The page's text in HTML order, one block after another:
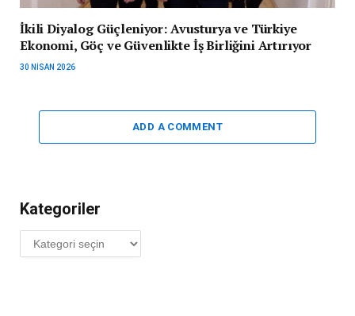
İkili Diyalog Güçleniyor: Avusturya ve Türkiye
Ekonomi, Göç ve Güvenlikte İş Birliğini Artırıyor
30 NISAN 2026
ADD A COMMENT
Kategoriler
Kategoriler